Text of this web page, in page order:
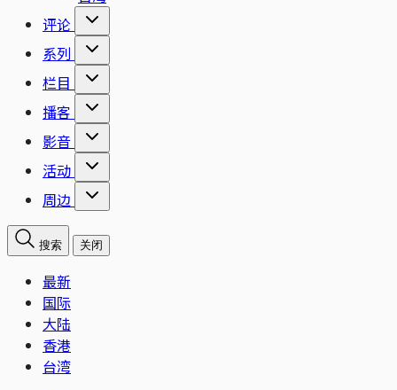
评论
系列
栏目
播客
影音
活动
周边
搜索 关闭
最新
国际
大陆
香港
台湾